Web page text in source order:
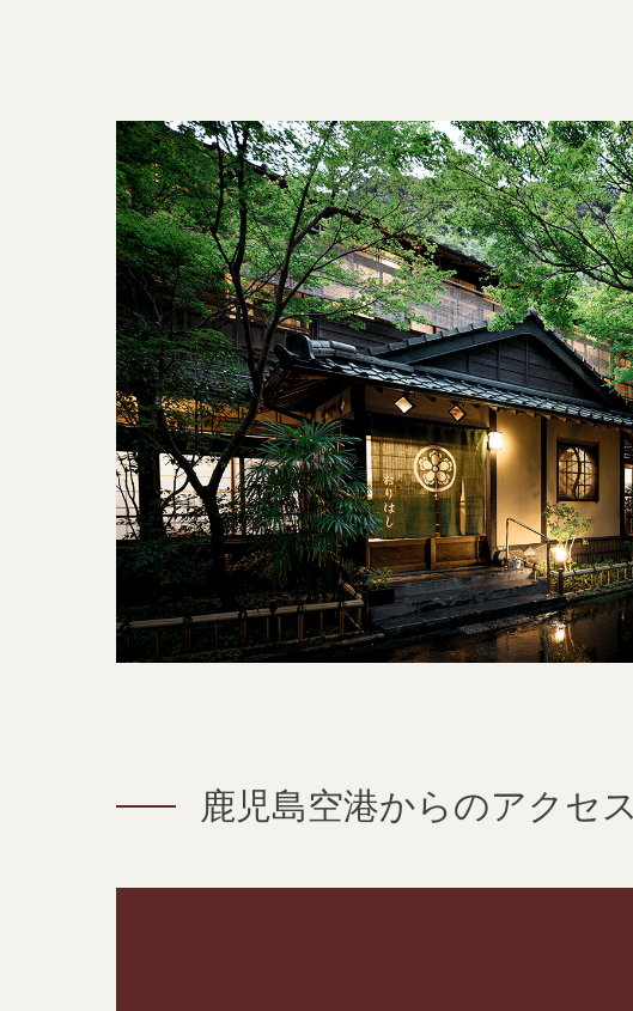
鹿児島空港からのアクセス